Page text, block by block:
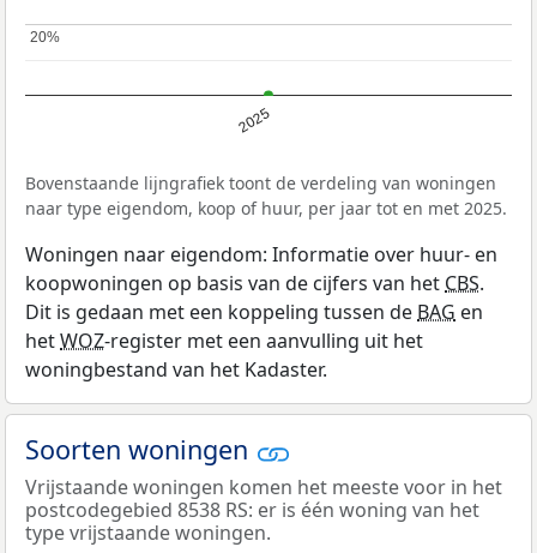
2025
20%
20%
Bovenstaande lijngrafiek toont de verdeling van woningen
naar type eigendom, koop of huur, per jaar tot en met 2025.
Woningen naar eigendom: Informatie over huur- en
koopwoningen op basis van de cijfers van hetCBS.
Dit is gedaan met een koppeling tussen deBAG en
hetWOZ-register met een aanvulling uit het
woningbestand van het Kadaster.
Soorten woningen
Vrijstaande woningen komen het meeste voor in het
postcodegebied 8538 RS: er is één woning van het
type vrijstaande woningen.